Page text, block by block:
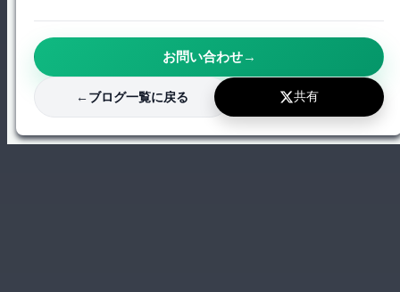
←ブログ一覧に戻る 共有
お問い合わせ→